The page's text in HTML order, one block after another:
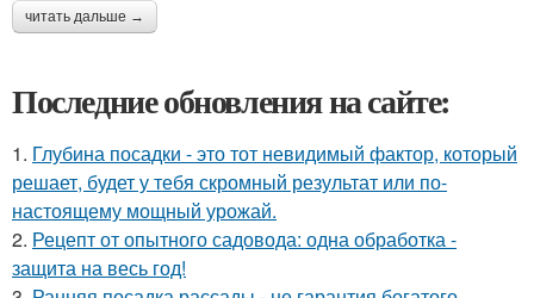
читать дальше →
Последние обновления на сайте:
1. Глубина посадки - это тот невидимый фактор, который
решает, будет у тебя скромный результат или по-
настоящему мощный урожай.
2. Рецепт от опытного садовода: одна обработка -
защита на весь год!